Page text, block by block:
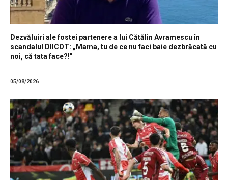
Dezvăluiri ale fostei partenere a lui Cătălin Avramescu în
scandalul DIICOT: „Mama, tu de ce nu faci baie dezbrăcată cu
noi, că tata face?!”
05/08/2026